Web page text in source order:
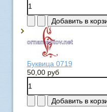
Буквица 0719
50,00 руб